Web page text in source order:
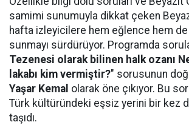
samimi sunumuyla dikkat çeken
hafta izleyicilere hem eğlence hem
sunmayı sürdürüyor. Programda
Tezenesi olarak bilinen halk ozanı
lakabı kim vermiştir?" sorusunun
Yaşar Kemal olarak öne çıkıyor. Bu
Türk kültüründeki eşsiz yerini bir kez
taşıdı.